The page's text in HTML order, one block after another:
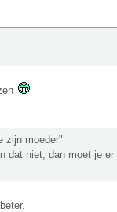
zijn moeder"
dat niet, dan moet je